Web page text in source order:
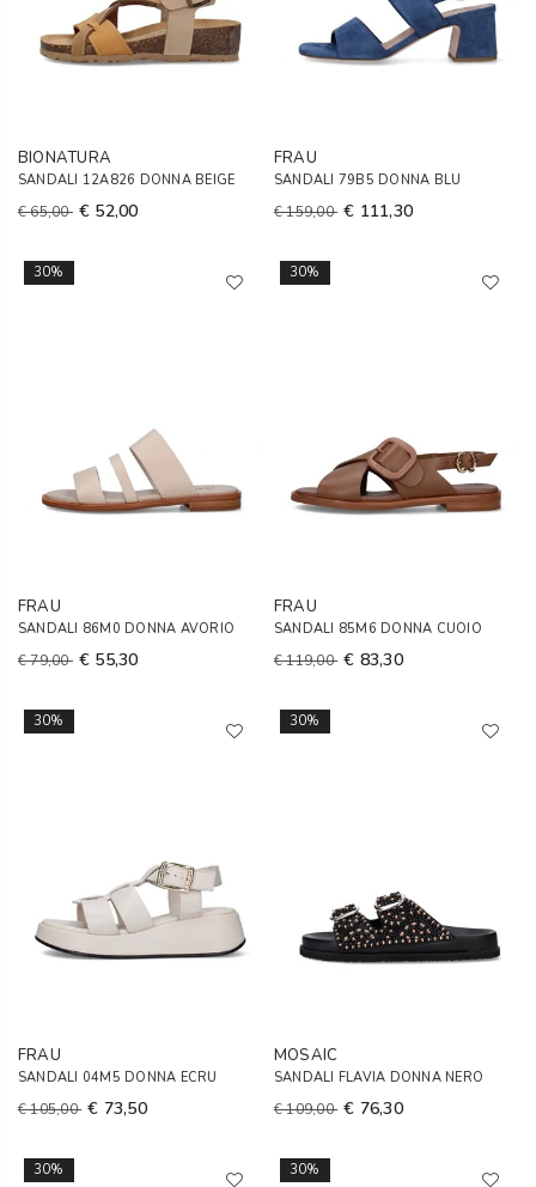
BIONATURA
SANDALI 12A826 DONNA BEIGE
€ 65,00 € 52,00
FRAU
SANDALI 79B5 DONNA BLU
€ 159,00 € 111,30
30%
FRAU
SANDALI 86M0 DONNA AVORIO
€ 79,00 € 55,30
30%
FRAU
SANDALI 85M6 DONNA CUOIO
€ 119,00 € 83,30
30%
FRAU
SANDALI 04M5 DONNA ECRU
€ 105,00 € 73,50
30%
MOSAIC
SANDALI FLAVIA DONNA NERO
€ 109,00 € 76,30
30% 30%